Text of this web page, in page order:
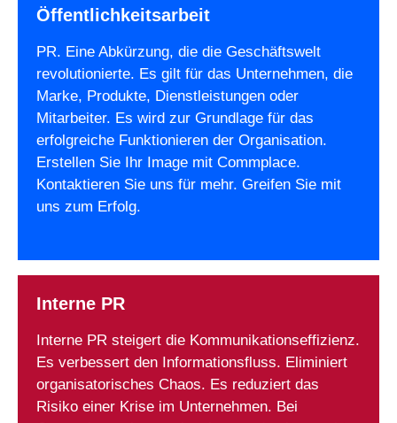
Öffentlichkeitsarbeit
PR. Eine Abkürzung, die die Geschäftswelt
revolutionierte. Es gilt für das Unternehmen, die
Marke, Produkte, Dienstleistungen oder
Mitarbeiter. Es wird zur Grundlage für das
erfolgreiche Funktionieren der Organisation.
Erstellen Sie Ihr Image mit Commplace.
Kontaktieren Sie uns für mehr. Greifen Sie mit
uns zum Erfolg.
Interne PR
Interne PR steigert die Kommunikationseffizienz.
Es verbessert den Informationsfluss. Eliminiert
organisatorisches Chaos. Es reduziert das
Risiko einer Krise im Unternehmen. Bei